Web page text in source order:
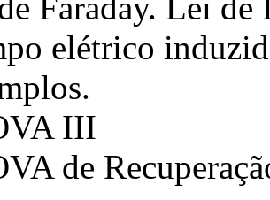
elétrico
III
de